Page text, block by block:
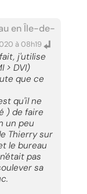
en Île-de-
à 08h19
j'utilise
> DVI)
que ce
qu'il ne
) de faire
un peu
Thierry sur
le bureau
pas
sa